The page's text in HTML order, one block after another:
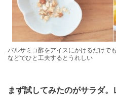
バルサミコ酢をアイスにかけるだけで
などでひと工夫するとうれしい
まず試してみたのがサラダ